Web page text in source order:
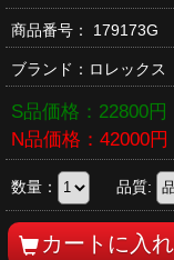
商品番号： 179173G
ブランド： ロレックス
S品価格： 22800円
N品価格： 42000円
数量： 品質: